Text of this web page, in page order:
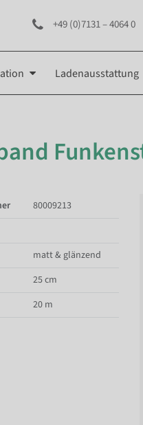
+49 (0)7131 – 4064 0
Ladenausstattung
80009213
matt & glänzend
25 cm
20 m